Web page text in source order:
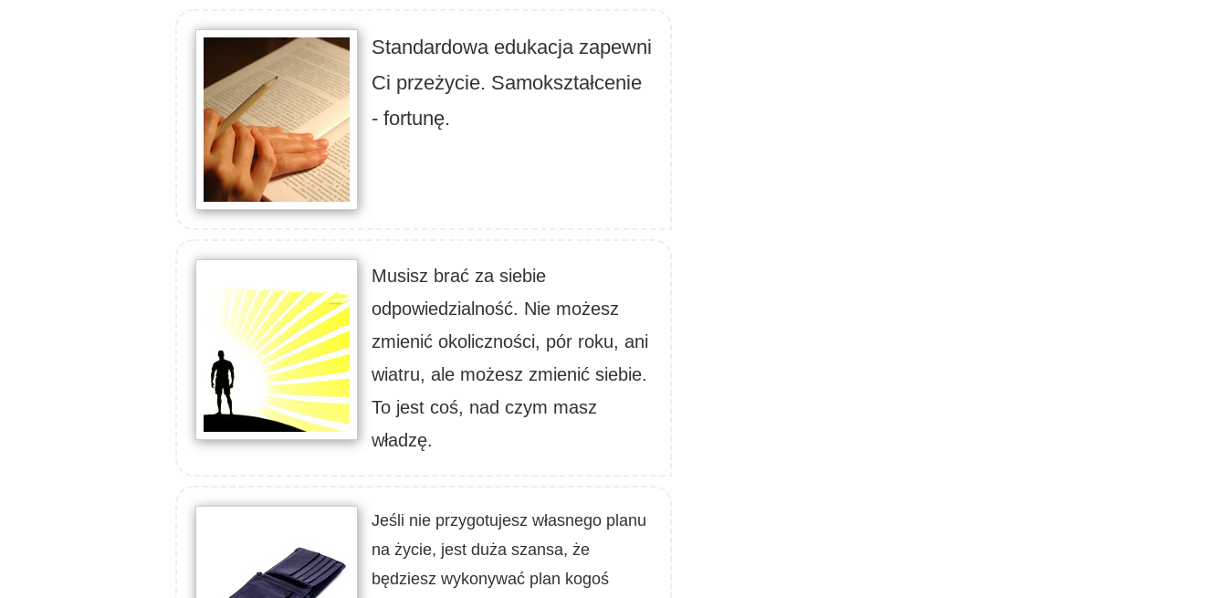
Standardowa edukacja zapewni
Ci przeżycie. Samokształcenie
- fortunę.
Musisz brać za siebie
odpowiedzialność. Nie możesz
zmienić okoliczności, pór roku, ani
wiatru, ale możesz zmienić siebie.
To jest coś, nad czym masz
władzę.
Jeśli nie przygotujesz własnego planu
na życie, jest duża szansa, że
będziesz wykonywać plan kogoś